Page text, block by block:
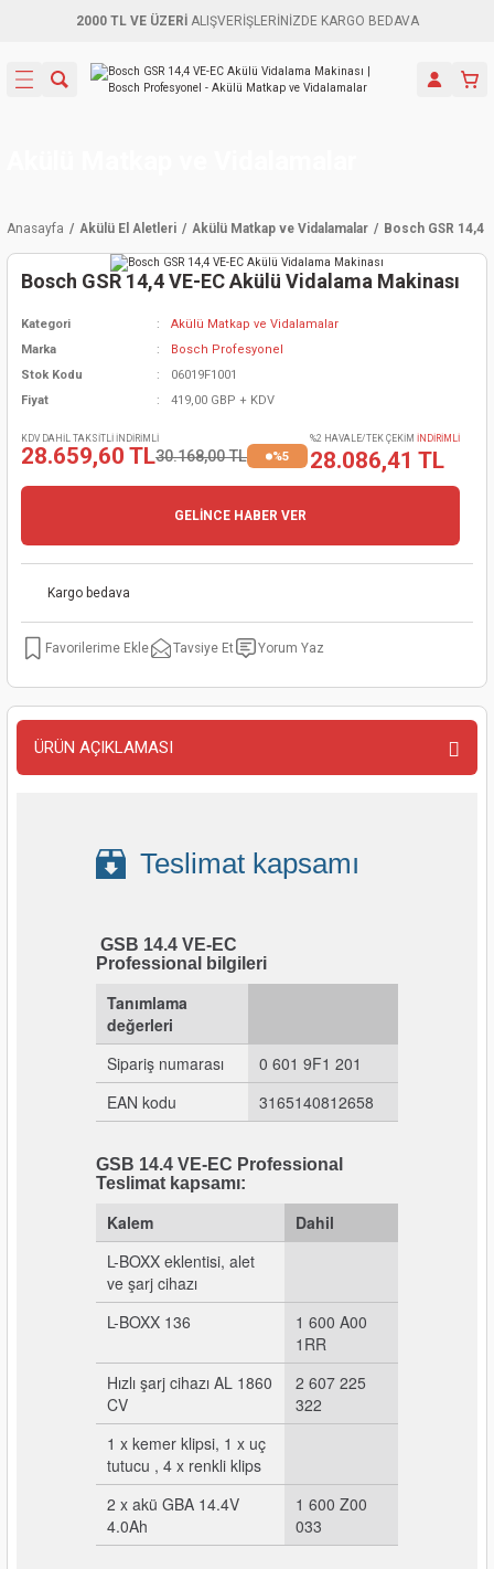
2000 TL VE ÜZERİALIŞVERİŞLERİNİZDE KARGO BEDAVA
Geri Dön
Mak.
Geri Dön
Mak.
Geri Dön
Geri Dön
Makinası
Geri Dön
Geri Dön
Geri Dön
Anasayfa Akülü El Aletleri Akülü Matkap ve Vidalamalar Bosch GSR 14,4
Bosch GSR 14,4 VE-EC Akülü Vidalama Makinası
Kategori
Akülü Matkap ve Vidalamalar
Marka
Bosch Profesyonel
Stok Kodu
06019F1001
Fiyat
419,00 GBP + KDV
KDV DAHİL TAKSİTLİ İNDİRİMLİ
28.659,60 TL30.168,00 TL %5
%2 HAVALE/TEK ÇEKİM İNDİRİMLİ
28.086,41 TL
GELİNCE HABER VER
Kargo bedava
Tavsiye Et Yorum Yaz
ÜRÜN AÇIKLAMASI
Teslimat kapsamı
GSB 14.4 VE-EC
Professional bilgileri
Tanımlama
değerleri
Sipariş numarası
0 601 9F1 201
EAN kodu
3165140812658
GSB 14.4 VE-EC Professional
Teslimat kapsamı:
Kalem
Dahil
L-BOXX eklentisi, alet
ve şarj cihazı
L-BOXX 136
1 600 A00
1RR
Hızlı şarj cihazı AL 1860
CV
2 607 225
322
1 x kemer klipsi, 1 x uç
tutucu , 4 x renkli klips
2 x akü GBA 14.4V
4.0Ah
1 600 Z00
033